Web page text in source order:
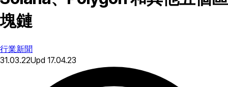
塊鏈
行業新聞
31.03.22Upd 17.04.23